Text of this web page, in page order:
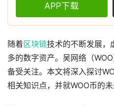
APP下载
随着区块链技术的不断发展，
多的数字资产。吴网络（
备受关注。本文将深入探讨
相关知识点，并就WOO币的